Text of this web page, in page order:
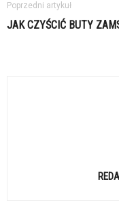
Poprzedni artykuł
JAK CZYŚCIĆ BUTY